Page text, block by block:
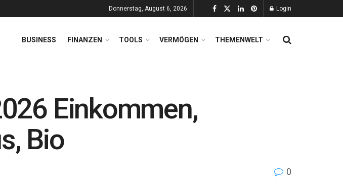
Donnerstag, August 6, 2026 Login
BUSINESS FINANZEN TOOLS VERMÖGEN THEMENWELT
Einkommen,
Bio
0